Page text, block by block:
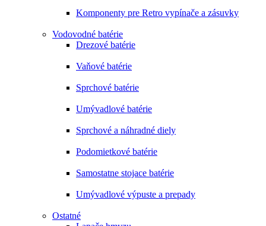
Komponenty pre Retro vypínače a zásuvky
Vodovodné batérie
Drezové batérie
Vaňové batérie
Sprchové batérie
Umývadlové batérie
Sprchové a náhradné diely
Podomietkové batérie
Samostatne stojace batérie
Umývadlové výpuste a prepady
Ostatné